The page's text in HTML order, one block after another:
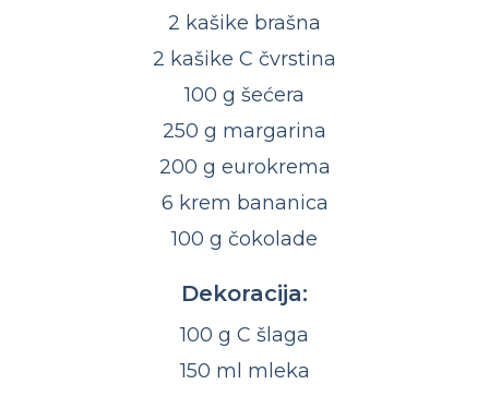
2 kašike brašna
2 kašike C čvrstina
100 g šećera
250 g margarina
200 g eurokrema
6 krem bananica
100 g čokolade
Dekoracija:
100 g C šlaga
150 ml mleka